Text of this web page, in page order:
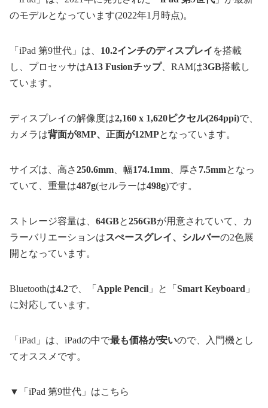
のモデルとなっています(2022年1月時点)。
「iPad 第9世代」は、 10.2インチのディスプレイ を搭載
し、プロセッサはA13 Fusionチップ、RAMは3GB搭載し
ています。
ディスプレイの解像度は2,160 x 1,620ピクセル(264ppi)で、
カメラは背面が8MP、正面が12MPとなっています。
サイズは、高さ250.6mm 、幅174.1mm 、厚さ 7.5mmとなっ
ていて、重量は487g(セルラーは498g)です。
ストレージ容量は、 64GBと256GBが用意されていて、カ
ラーバリエーションはスぺースグレイ、シルバーの2色展
開となっています。
Bluetoothは4.2で、「 Apple Pencil 」と「 Smart Keyboard 」
に対応しています。
「iPad」は、iPadの中で最も価格が安いので、入門機とし
てオススメです。
▼「iPad 第9世代」はこちら